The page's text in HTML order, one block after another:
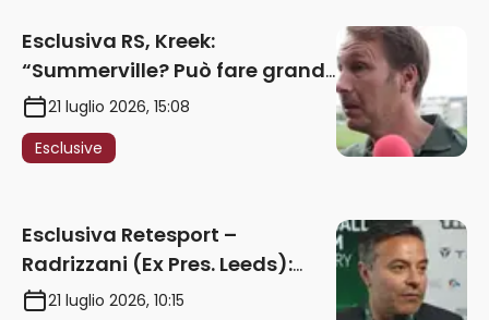
Esclusiva RS, Kreek:
“Summerville? Può fare grandi
cose in Serie A. Godts deve
maturare esperienza per
giocare nella Roma”
21 luglio 2026, 15:08
Esclusive
Esclusiva Retesport –
Radrizzani (Ex Pres. Leeds):
“Summerville ragazzo
21 luglio 2026, 10:15